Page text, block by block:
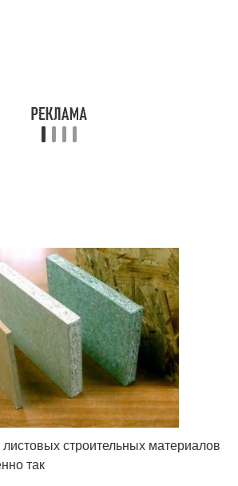
строительных материалов
так